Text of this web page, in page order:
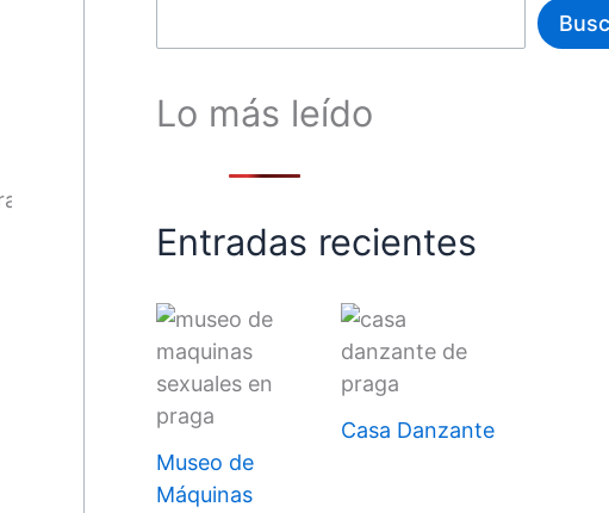
Lo más leído
Entradas recientes
Museo de
Máquinas
Casa Danzante